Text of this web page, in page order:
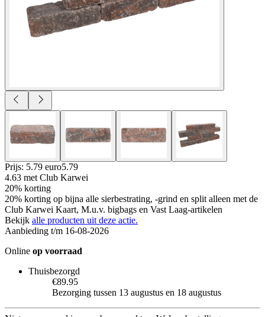
Prijs: 5.79 euro5.79
4.63 met Club Karwei
20% korting
20% korting op bijna alle sierbestrating, -grind en split alleen met de
Club Karwei Kaart, M.u.v. bigbags en Vast Laag-artikelen
Bekijk alle producten uit deze actie.
Aanbieding t/m 16-08-2026
Online op voorraad
Thuisbezorgd
€89.95
Bezorging tussen 13 augustus en 18 augustus